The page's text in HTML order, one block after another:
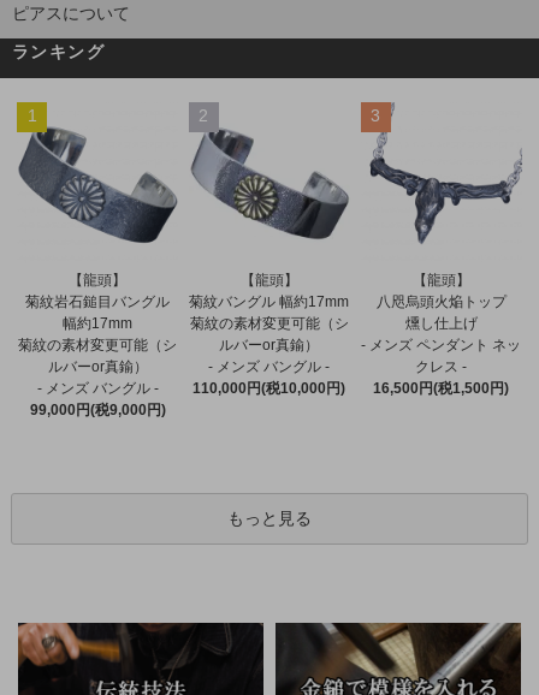
ピアスについて
ランキング
1
【龍頭】
菊紋岩石鎚目バングル
幅約17mm
菊紋の素材変更可能（シ
ルバーor真鍮）
- メンズ バングル -
99,000円(税9,000円)
2
【龍頭】
菊紋バングル 幅約17mm
菊紋の素材変更可能（シ
ルバーor真鍮）
- メンズ バングル -
110,000円(税10,000円)
3
【龍頭】
八咫烏頭火焔トップ
燻し仕上げ
- メンズ ペンダント ネッ
クレス -
16,500円(税1,500円)
もっと見る